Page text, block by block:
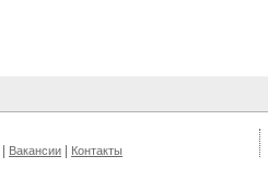
Вакансии Контакты